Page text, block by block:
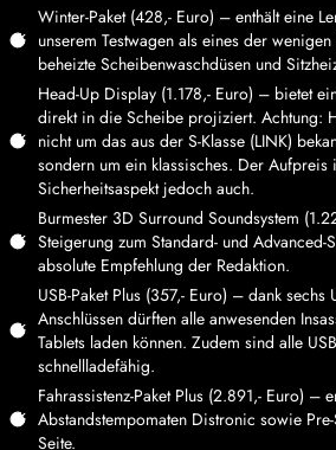
Winter-Paket (428,- Euro) – enthält eine
unserem Testwagen als eines der
beheizte Scheibenwaschdüsen und
Head-Up Display (1.178,- Euro) – bietet
direkt in die Scheibe projiziert. Achtung:
nicht um das aus der S-Klasse (LINK)
sondern um ein klassisches. Der Aufpreis
Sicherheitsaspekt jedoch auch.
Burmester 3D Surround Soundsystem
Steigerung zum Standard- und Advanced-
absolute Empfehlung der Redaktion.
USB-Paket Plus (357,- Euro) – dank sechs
Anschlüssen dürften alle anwesenden
Tablets laden können. Zudem sind alle
schnellladefähig.
Fahrassistenz-Paket Plus (2.891,- Euro) –
Abstandstempomaten Distronic sowie
Seite.